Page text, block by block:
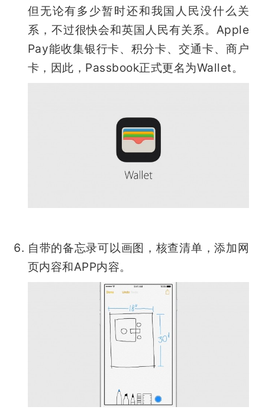
但无论有多少暂时还和我国人民没什么关
系，不过很快会和英国人民有关系。Apple
Pay能收集银行卡、积分卡、交通卡、商户
卡，因此，Passbook正式更名为Wallet。
自带的备忘录可以画图，核查清单，添加网
页内容和APP内容。